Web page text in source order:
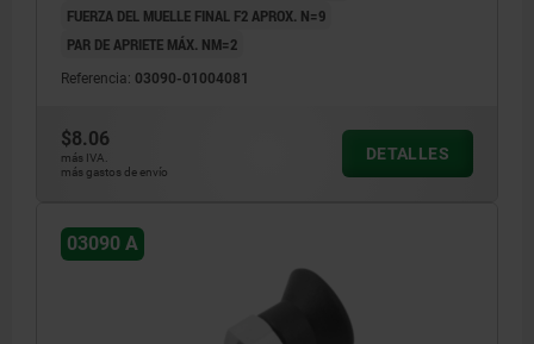
FUERZA DEL MUELLE FINAL F2 APROX. N=9
PAR DE APRIETE MÁX. NM=2
Referencia: 03090-01004081
$8.06
más IVA.
más gastos de envío
DETALLES
03090 A